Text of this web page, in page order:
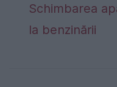
Schimbarea
la benzinării